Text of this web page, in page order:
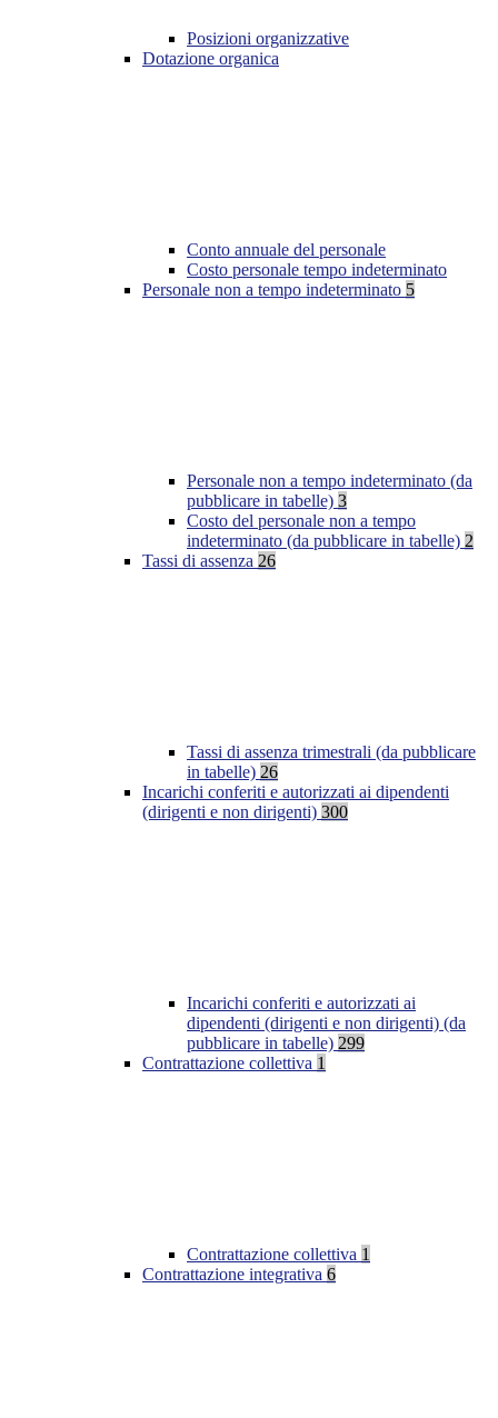
Posizioni organizzative
Dotazione organica
Conto annuale del personale
Costo personale tempo indeterminato
Personale non a tempo indeterminato 5
Personale non a tempo indeterminato (da
pubblicare in tabelle) 3
Costo del personale non a tempo
indeterminato (da pubblicare in tabelle) 2
Tassi di assenza 26
Tassi di assenza trimestrali (da pubblicare
in tabelle) 26
Incarichi conferiti e autorizzati ai dipendenti
(dirigenti e non dirigenti) 300
Incarichi conferiti e autorizzati ai
dipendenti (dirigenti e non dirigenti) (da
pubblicare in tabelle) 299
Contrattazione collettiva 1
Contrattazione collettiva 1
Contrattazione integrativa 6